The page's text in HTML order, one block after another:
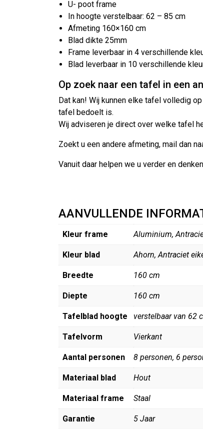
U- poot frame
In hoogte verstelbaar: 62 – 85 cm
Afmeting 160×160 cm
Blad dikte 25mm
Frame leverbaar in 4 verschillende
Blad leverbaar in 10 verschillende
Op zoek naar een tafel in een
Dat kan! Wij kunnen elke tafel volledig
tafel bedoelt is.
Wij adviseren je direct over welke tafel
Zoekt u een andere afmeting, mail dan
Vanuit daar helpen we u verder en
AANVULLENDE
Kleur frame Aluminium,
Kleur blad Ahorn, Antraciet
Breedte 160 cm
Diepte 160 cm
Tafelblad hoogte verstelbaar van 62
Tafelvorm Vierkant
Aantal personen 8 personen, 6
Materiaal blad Hout
Materiaal frame Staal
Garantie 5 Jaar